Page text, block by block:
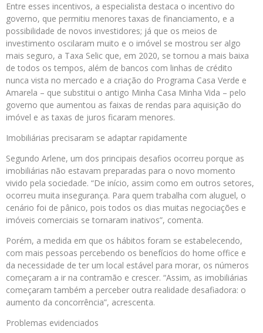
Entre esses incentivos, a especialista destaca o incentivo do
governo, que permitiu menores taxas de financiamento, e a
possibilidade de novos investidores; já que os meios de
investimento oscilaram muito e o imóvel se mostrou ser algo
mais seguro, a Taxa Selic que, em 2020, se tornou a mais baixa
de todos os tempos, além de bancos com linhas de crédito
nunca vista no mercado e a criação do Programa Casa Verde e
Amarela – que substitui o antigo Minha Casa Minha Vida – pelo
governo que aumentou as faixas de rendas para aquisição do
imóvel e as taxas de juros ficaram menores.
Imobiliárias precisaram se adaptar rapidamente
Segundo Arlene, um dos principais desafios ocorreu porque as
imobiliárias não estavam preparadas para o novo momento
vivido pela sociedade. “De início, assim como em outros setores,
ocorreu muita insegurança. Para quem trabalha com aluguel, o
cenário foi de pânico, pois todos os dias muitas negociações e
imóveis comerciais se tornaram inativos”, comenta.
Porém, a medida em que os hábitos foram se estabelecendo,
com mais pessoas percebendo os benefícios do home office e
da necessidade de ter um local estável para morar, os números
começaram a ir na contramão e crescer. “Assim, as imobiliárias
começaram também a perceber outra realidade desafiadora: o
aumento da concorrência”, acrescenta.
Problemas evidenciados